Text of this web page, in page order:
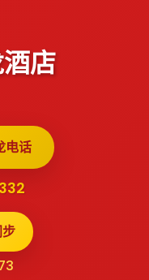
店
电话